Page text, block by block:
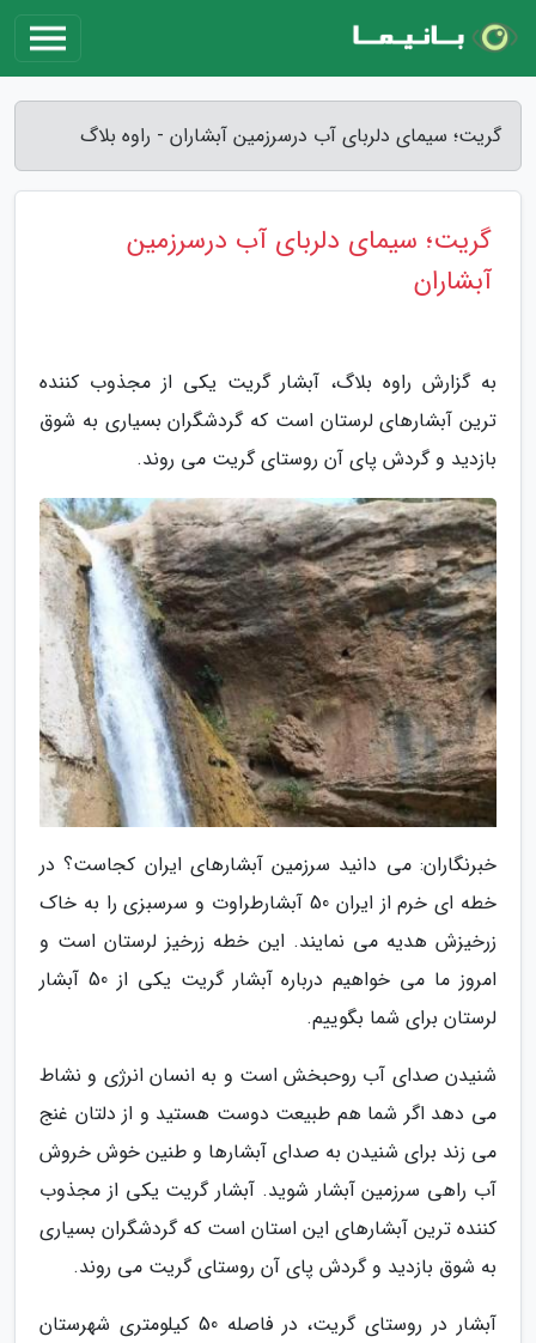
گریت؛ سیمای دلربای آب درسرزمین آبشاران - راوه بلاگ
گریت؛ سیمای دلربای آب درسرزمین
آبشاران
به گزارش راوه بلاگ، آبشار گریت یکی از مجذوب کننده
ترین آبشارهای لرستان است که گردشگران بسیاری به شوق
بازدید و گردش پای آن روستای گریت می روند.
خبرنگاران: می دانید سرزمین آبشارهای ایران کجاست؟ در
خطه ای خرم از ایران 50 آبشارطراوت و سرسبزی را به خاک
زرخیزش هدیه می نمایند. این خطه زرخیز لرستان است و
امروز ما می خواهیم درباره آبشار گریت یکی از 50 آبشار
لرستان برای شما بگوییم.
شنیدن صدای آب روحبخش است و به انسان انرژی و نشاط
می دهد اگر شما هم طبیعت دوست هستید و از دلتان غنج
می زند برای شنیدن به صدای آبشارها و طنین خوش خروش
آب راهی سرزمین آبشار شوید. آبشار گریت یکی از مجذوب
کننده ترین آبشارهای این استان است که گردشگران بسیاری
به شوق بازدید و گردش پای آن روستای گریت می روند.
آبشار در روستای گریت، در فاصله 50 کیلومتری شهرستان